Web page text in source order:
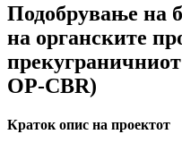
Подобрување на
на органските
OP-CBR)
Краток опис на проектот